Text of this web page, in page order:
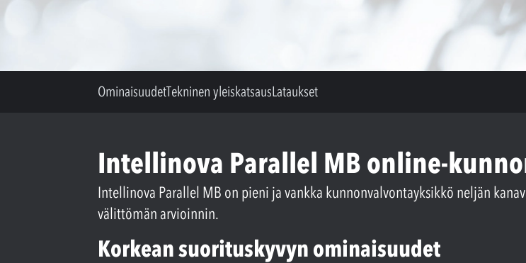
OminaisuudetTekninen yleiskatsausLataukset
Intellinova Parallel MB online-
Intellinova Parallel MB on pieni ja vankka kunnonvalvontayksikkö neljän
välittömän arvioinnin.
Korkean suorituskyvyn ominaisuudet